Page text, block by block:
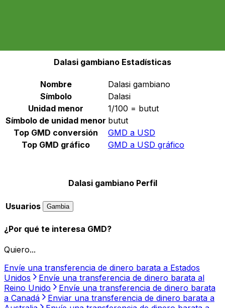
Dalasi gambiano Estadísticas
Nombre
Dalasi gambiano
Símbolo
Dalasi
Unidad menor
1/100 = butut
Símbolo de unidad menor butut
Top GMD conversión
GMD a USD
Top GMD gráfico
GMD a USD gráfico
Dalasi gambiano Perfil
Usuarios Gambia
¿Por qué te interesa GMD?
Quiero...
Envíe una transferencia de dinero barata a Estados
Unidos
Envíe una transferencia de dinero barata al
Reino Unido
Envíe una transferencia de dinero barata
a Canadá
Enviar una transferencia de dinero barata a